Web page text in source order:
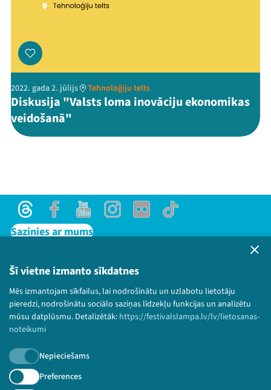
Šī vietne izmanto sīkdatnes
Mēs izmantojam sīkfailus, lai nodrošinātu un uzlabotu lietotāju
pieredzi, nodrošinātu sociālo saziņas līdzekļu funkcijas un analizētu
mūsu datplūsmu. Detalizētāk: https://festivalslampa.lv/lv/lietosanas-
noteikumi
Nepieciešams
Preferences
2022. gada 2. jūlijs Tehnoloģiju telts
Diskusija "Valsts loma inovāciju ekonomikas
veidošanā"
ThreadsFacebookYoutubeInstagram
Flick TikTok
Sazinies ar mums
Lietošanas noteikumi un sīkdatņu politika
Bērnu aizsardzības politika
© 2026 Sarunu festivāls LAMPA Visas tiesības
paturētas.
Piesakies jaunumiem!